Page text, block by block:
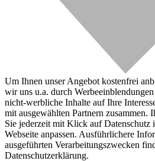
Um Ihnen unser Angebot kostenfrei
wir uns u.a. durch
nicht-werbliche Inhalte auf Ihre
mit ausgewählten Partnern zusammen.
Sie jederzeit mit Klick auf Datenschutz
Webseite anpassen. Ausführlichere
ausgeführten Verarbeitungszwecken
Datenschutzerklärung.